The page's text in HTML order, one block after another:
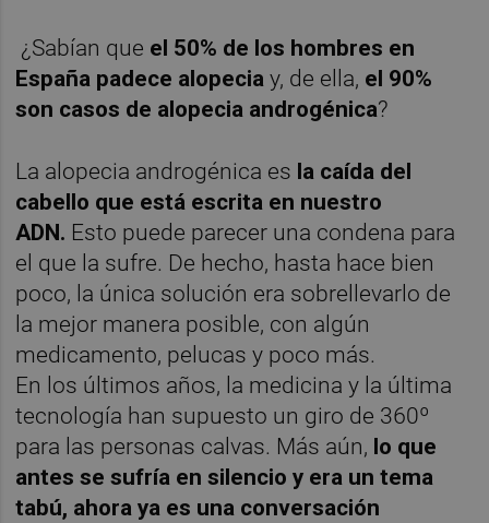
¿Sabían que el 50% de los hombres en
España padece alopecia y, de ella, el 90%
son casos de alopecia androgénica?
La alopecia androgénica es la caída del
cabello que está escrita en nuestro
ADN. Esto puede parecer una condena para
el que la sufre. De hecho, hasta hace bien
poco, la única solución era sobrellevarlo de
la mejor manera posible, con algún
medicamento, pelucas y poco más.
En los últimos años, la medicina y la última
tecnología han supuesto un giro de 360º
para las personas calvas. Más aún, lo que
antes se sufría en silencio y era un tema
tabú, ahora ya es una conversación